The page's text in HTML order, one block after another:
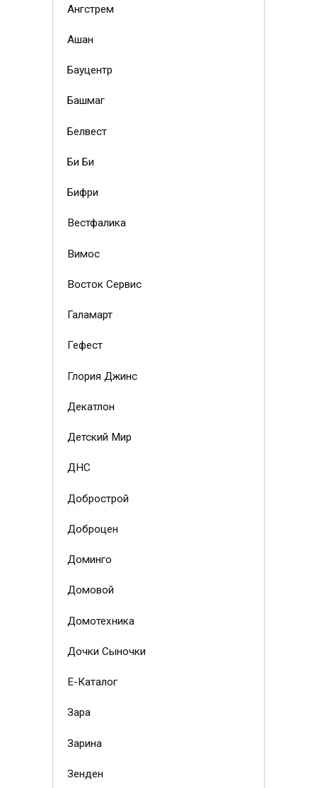
Ангстрем
Ашан
Бауцентр
Башмаг
Белвест
Би Би
Бифри
Вестфалика
Вимос
Восток Сервис
Галамарт
Гефест
Глория Джинс
Декатлон
Детский Мир
ДНС
Добрострой
Доброцен
Доминго
Домовой
Домотехника
Дочки Сыночки
Е-Каталог
Зара
Зарина
Зенден